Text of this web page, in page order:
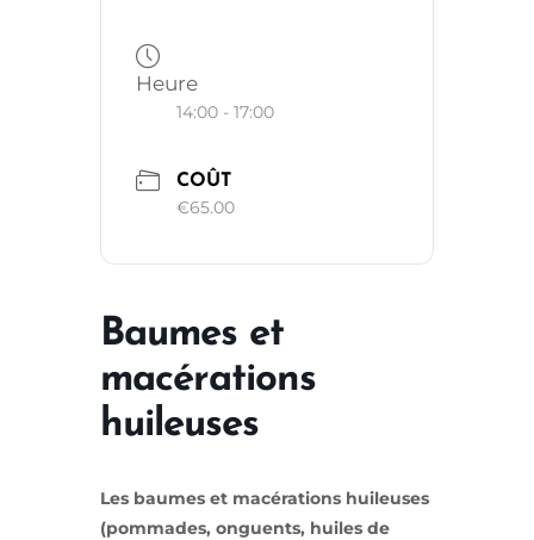
Heure
14:00 - 17:00
COÛT
€65.00
Baumes et
macérations
huileuses
Les baumes et macérations huileuses
(pommades, onguents, huiles de